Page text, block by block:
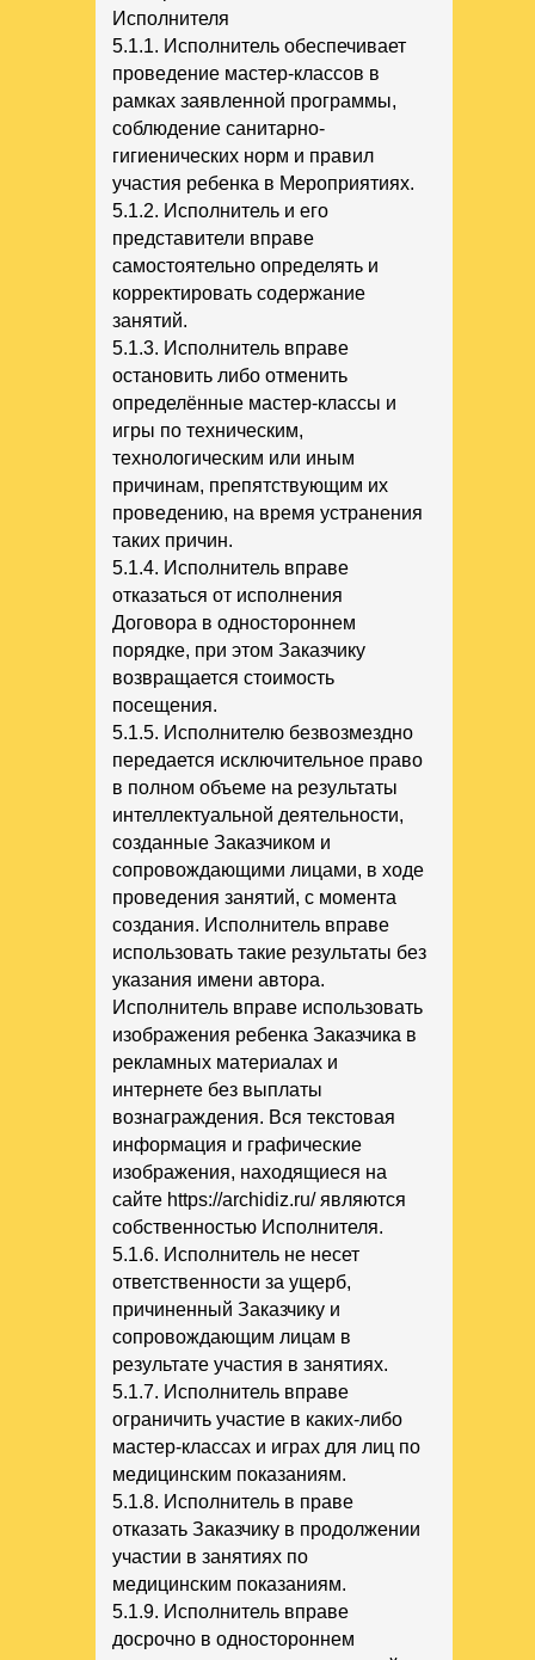
Исполнителя
5.1.1. Исполнитель обеспечивает
проведение мастер-классов в
рамках заявленной программы,
соблюдение санитарно-
гигиенических норм и правил
участия ребенка в Мероприятиях.
5.1.2. Исполнитель и его
представители вправе
самостоятельно определять и
корректировать содержание
занятий.
5.1.3. Исполнитель вправе
остановить либо отменить
определённые мастер-классы и
игры по техническим,
технологическим или иным
причинам, препятствующим их
проведению, на время устранения
таких причин.
5.1.4. Исполнитель вправе
отказаться от исполнения
Договора в одностороннем
порядке, при этом Заказчику
возвращается стоимость
посещения.
5.1.5. Исполнителю безвозмездно
передается исключительное право
в полном объеме на результаты
интеллектуальной деятельности,
созданные Заказчиком и
сопровождающими лицами, в ходе
проведения занятий, с момента
создания. Исполнитель вправе
использовать такие результаты без
указания имени автора.
Исполнитель вправе использовать
изображения ребенка Заказчика в
рекламных материалах и
интернете без выплаты
вознаграждения. Вся текстовая
информация и графические
изображения, находящиеся на
сайте https://archidiz.ru/ являются
собственностью Исполнителя.
5.1.6. Исполнитель не несет
ответственности за ущерб,
причиненный Заказчику и
сопровождающим лицам в
результате участия в занятиях.
5.1.7. Исполнитель вправе
ограничить участие в каких-либо
мастер-классах и играх для лиц по
медицинским показаниям.
5.1.8. Исполнитель в праве
отказать Заказчику в продолжении
участии в занятиях по
медицинским показаниям.
5.1.9. Исполнитель вправе
досрочно в одностороннем